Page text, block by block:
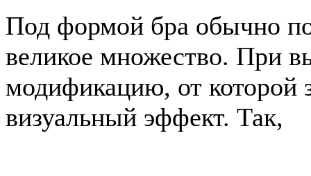
Под формой бра обычно
великое множество. При
модификацию, от которой
визуальный эффект. Так,